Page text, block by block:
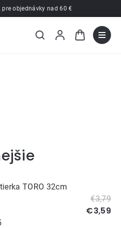
pre objednávky nad 60 €
TORO 32cm
€3,79
€3,59